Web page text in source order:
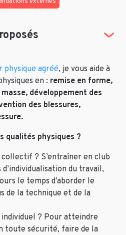
physique agréé, je vous aide à
en : remise en forme,
développement des
des blessures,
qualités physiques ?
? S’entraîner en club
d’individualisation du travail,
le temps d’aborder le
de la technique et de la
? Pour atteindre
toute sécurité, faire de la